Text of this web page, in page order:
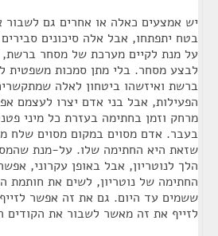
יש אמצעים כאלה או אחרים גם לשבור
בטח יתפתחו, אבל אלה סיכונים
על מנת לקיים מערכת של מסחר ברשת,
לבצע מסחר. בלי מתן סמכות משפטית
ברשת ואיזשהו ביטחון לאלה
הפעילות, אבל בני אדם יצרו לעצמם
מרחק וזמן בחתימה בעזרת כל מיני
בעבר. אדם מסוים במקום מסוים שלח
שזאת היא החתימה שלו. על-מנת
הלך לנוטריון, אבל באופן עקרוני,
החתימה של נוטריון, לשים את חותמת
ששמים עד היום. גם את זה אפשר
לזייף את זה מאשר לשבור את הקודים